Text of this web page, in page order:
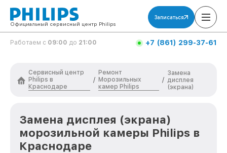
Официальный сервисный центр Philips
Записаться
Работаем с 09:00 до 21:00 +7 (861) 299-37-61
Сервисный центр
Philips в
Краснодаре
/
Ремонт
Морозильных
камер Philips
/
Замена
дисплея
(экрана)
Замена дисплея (экрана)
морозильной камеры Philips в
Краснодаре